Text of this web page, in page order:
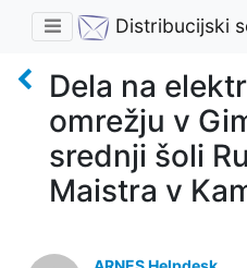
Distribucijski
Dela na
omrežju v
srednji šoli
Maistra v